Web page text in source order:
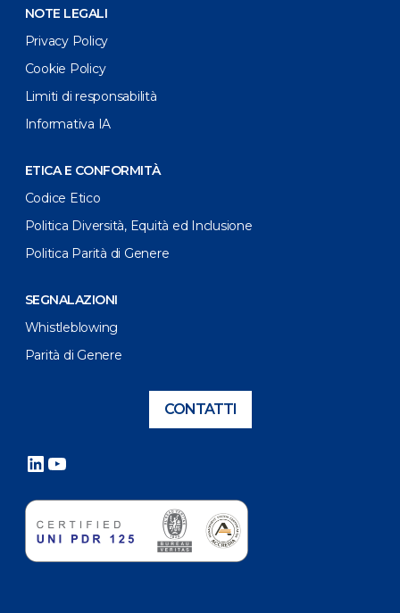
NOTE LEGALI
Privacy Policy
Cookie Policy
Limiti di responsabilità
Informativa IA
ETICA E CONFORMITÀ
Codice Etico
Politica Diversità, Equità ed Inclusione
Politica Parità di Genere
SEGNALAZIONI
Whistleblowing
Parità di Genere
CONTATTI
LinkedIn
YouTube